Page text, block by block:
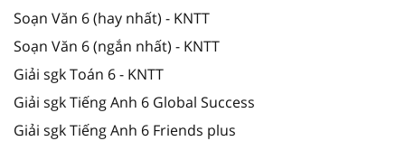
Soạn Văn 6 (hay nhất) - KNTT
Soạn Văn 6 (ngắn nhất) - KNTT
Giải sgk Toán 6 - KNTT
Giải sgk Tiếng Anh 6 Global Success
Giải sgk Tiếng Anh 6 Friends plus